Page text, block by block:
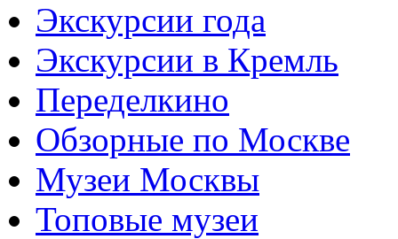
Экскурсии года
Экскурсии в Кремль
Переделкино
Обзорные по Москве
Музеи Москвы
Топовые музеи